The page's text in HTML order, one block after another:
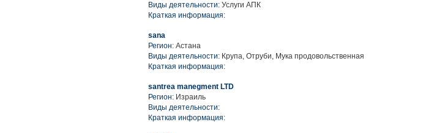
Виды деятельности: Услуги АПК
Краткая информация:
sana
Регион: Астана
Виды деятельности: Крупа, Отруби, Мука продовольственная
Краткая информация:
santrea manegment LTD
Регион: Израиль
Виды деятельности:
Краткая информация: